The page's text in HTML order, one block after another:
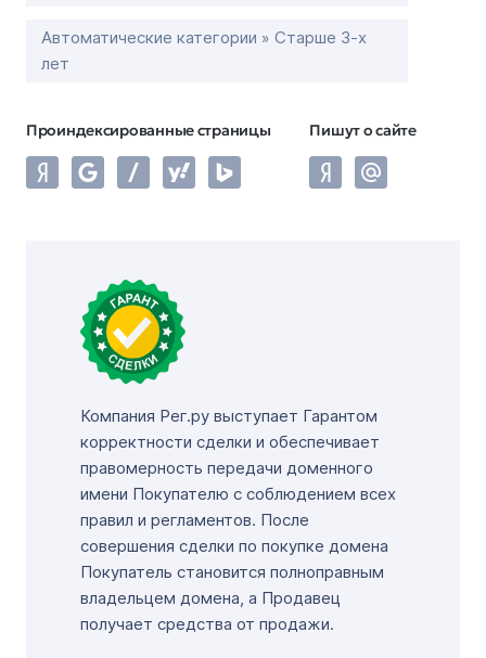
Автоматические категории » Старше 3-х
лет
Проиндексированные страницы Пишут о сайте
Компания Рег.ру выступает Гарантом
корректности сделки и обеспечивает
правомерность передачи доменного
имени Покупателю с соблюдением всех
правил и регламентов. После
совершения сделки по покупке домена
Покупатель становится полноправным
владельцем домена, а Продавец
получает средства от продажи.